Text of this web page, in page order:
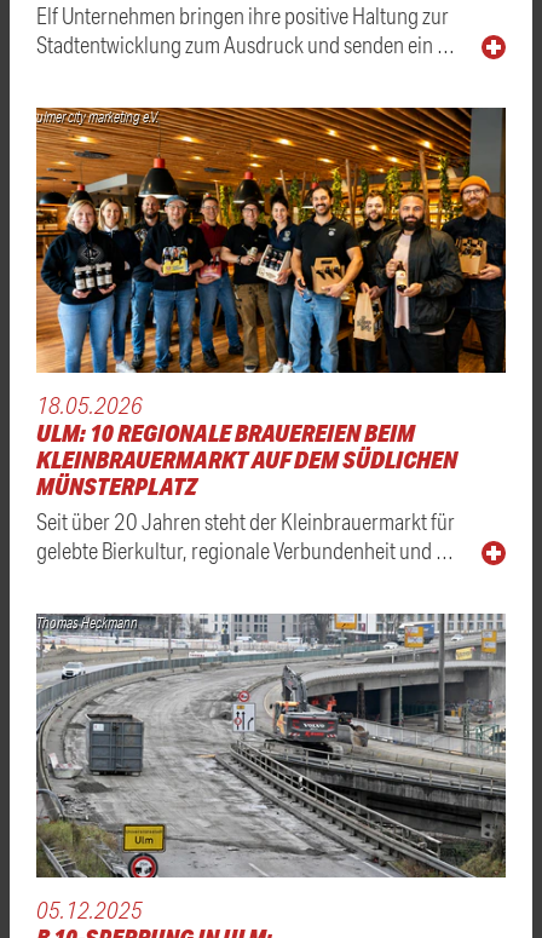
Elf Unternehmen bringen ihre positive Haltung zur
Stadtentwicklung zum Ausdruck und senden ein …
ulmer city marketing e.V.
18.05.2026
ULM: 10 REGIONALE BRAUEREIEN BEIM
KLEINBRAUERMARKT AUF DEM SÜDLICHEN
MÜNSTERPLATZ
Seit über 20 Jahren steht der Kleinbrauermarkt für
gelebte Bierkultur, regionale Verbundenheit und …
Thomas Heckmann
05.12.2025